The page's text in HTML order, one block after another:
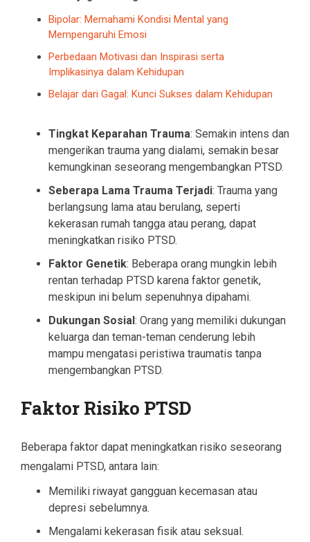
Bipolar: Memahami Kondisi Mental yang
Mempengaruhi Emosi
Perbedaan Motivasi dan Inspirasi serta
Implikasinya dalam Kehidupan
Belajar dari Gagal: Kunci Sukses dalam Kehidupan
Tingkat Keparahan Trauma: Semakin intens dan
mengerikan trauma yang dialami, semakin besar
kemungkinan seseorang mengembangkan PTSD.
Seberapa Lama Trauma Terjadi: Trauma yang
berlangsung lama atau berulang, seperti
kekerasan rumah tangga atau perang, dapat
meningkatkan risiko PTSD.
Faktor Genetik: Beberapa orang mungkin lebih
rentan terhadap PTSD karena faktor genetik,
meskipun ini belum sepenuhnya dipahami.
Dukungan Sosial: Orang yang memiliki dukungan
keluarga dan teman-teman cenderung lebih
mampu mengatasi peristiwa traumatis tanpa
mengembangkan PTSD.
Faktor Risiko PTSD
Beberapa faktor dapat meningkatkan risiko seseorang
mengalami PTSD, antara lain:
Memiliki riwayat gangguan kecemasan atau
depresi sebelumnya.
Mengalami kekerasan fisik atau seksual.